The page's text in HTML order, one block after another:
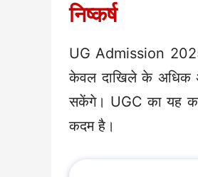
निष्कर्ष
UG Admission
केवल दाखिले के अधिक
सकेंगे। UGC का यह
कदम है।